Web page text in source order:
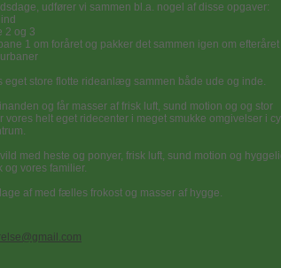
udfører vi sammen bl.a. nogel af disse opgaver:
2 og 3
1 om foråret og pakker det sammen igen om efteråret
eget store flotte rideanlæg sammen både ude og inde.
og får masser af frisk luft, sund motion og og stor
helt eget ridecenter i meget smukke omgivelser i
med heste og ponyer, frisk luft, sund motion og
vores familier.
af med fælles frokost og masser af hygge.